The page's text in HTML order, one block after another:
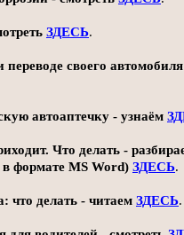
ЗДЕСЬ.
своего автомобиля
автоаптечку - узнаём
Что делать -
формате MS Word) ЗДЕСЬ.
что делать - читаем ЗДЕСЬ.